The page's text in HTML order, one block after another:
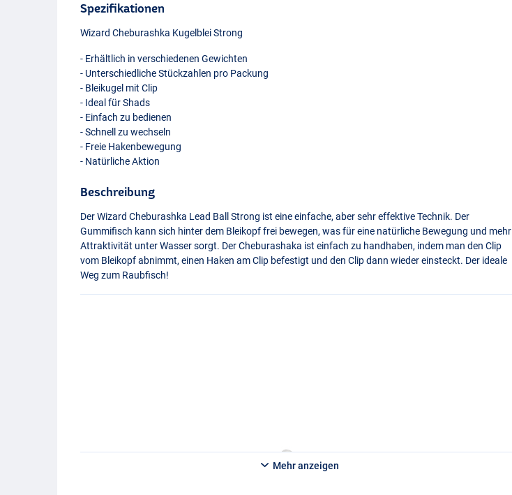
Spezifikationen
Wizard Cheburashka Kugelblei Strong
- Erhältlich in verschiedenen Gewichten
- Unterschiedliche Stückzahlen pro Packung
- Bleikugel mit Clip
- Ideal für Shads
- Einfach zu bedienen
- Schnell zu wechseln
- Freie Hakenbewegung
- Natürliche Aktion
Beschreibung
Der Wizard Cheburashka Lead Ball Strong ist eine einfache, aber sehr effektive Technik. Der
Gummifisch kann sich hinter dem Bleikopf frei bewegen, was für eine natürliche Bewegung und mehr
Attraktivität unter Wasser sorgt. Der Cheburashaka ist einfach zu handhaben, indem man den Clip
vom Bleikopf abnimmt, einen Haken am Clip befestigt und den Clip dann wieder einsteckt. Der ideale
Weg zum Raubfisch!
Mehr anzeigen